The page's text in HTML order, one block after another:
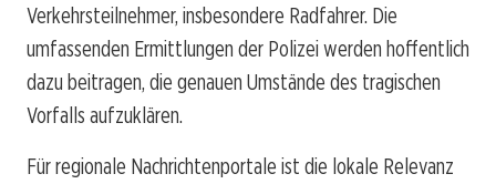
Verkehrsteilnehmer, insbesondere Radfahrer. Die
umfassenden Ermittlungen der Polizei werden hoffentlich
dazu beitragen, die genauen Umstände des tragischen
Vorfalls aufzuklären.
Für regionale Nachrichtenportale ist die lokale Relevanz